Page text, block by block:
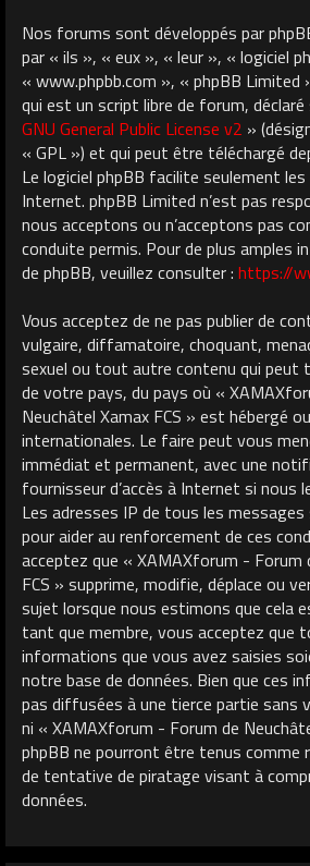
Nos forums sont développés par
par « ils », « eux », « leur », « logiciel
« www.phpbb.com », « phpBB Limited
qui est un script libre de forum, déclaré
GNU General Public License v2 »
« GPL ») et qui peut être téléchargé
Le logiciel phpBB facilite seulement
Internet. phpBB Limited n’est pas
nous acceptons ou n’acceptons pas
conduite permis. Pour de plus amples
de phpBB, veuillez consulter : https://
Vous acceptez de ne pas publier de
vulgaire, diffamatoire, choquant,
sexuel ou tout autre contenu qui peut
de votre pays, du pays où «
Neuchâtel Xamax FCS » est hébergé
internationales. Le faire peut vous
immédiat et permanent, avec une
fournisseur d’accès à Internet si nous
Les adresses IP de tous les
pour aider au renforcement de ces
acceptez que « XAMAXforum - Forum
FCS » supprime, modifie, déplace ou
sujet lorsque nous estimons que cela
tant que membre, vous acceptez que
informations que vous avez saisies
notre base de données. Bien que ces
pas diffusées à une tierce partie sans
ni « XAMAXforum - Forum de
phpBB ne pourront être tenus comme
de tentative de piratage visant à
données.